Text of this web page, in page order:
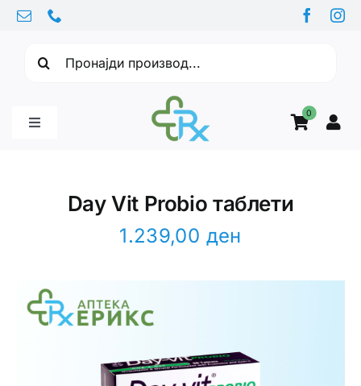
Skip
content
0
Toggle
Day Vit Probio таблети
1.239,00 ден